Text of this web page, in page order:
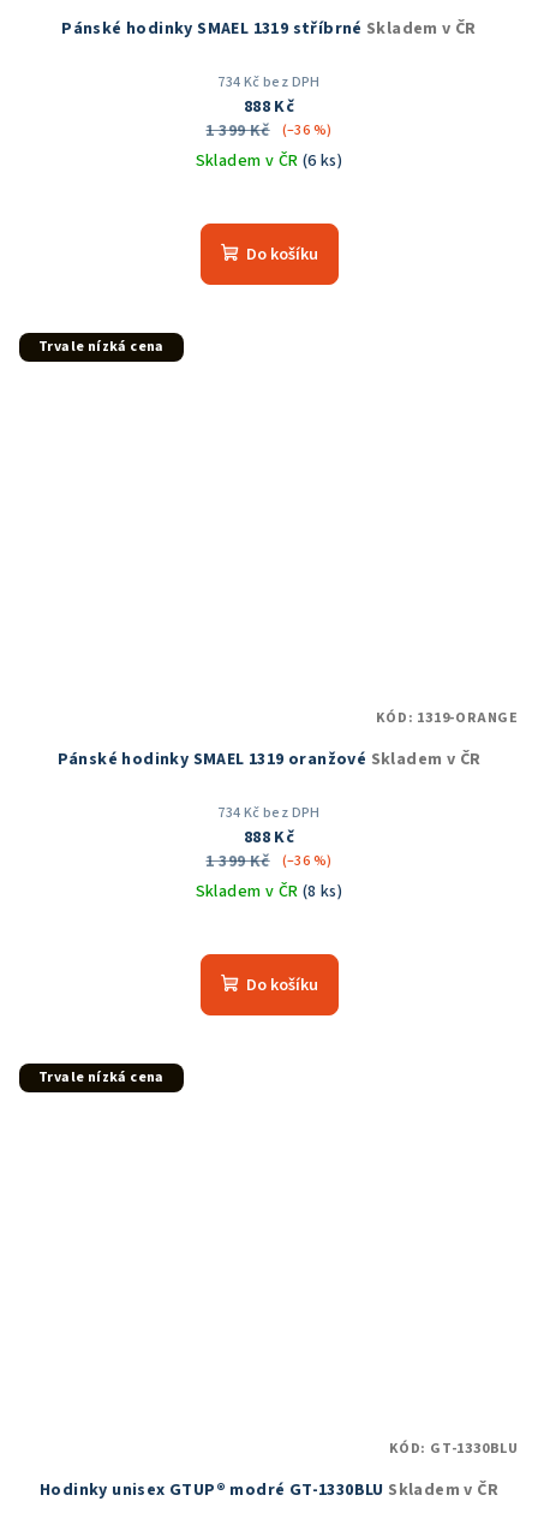
Pánské hodinky SMAEL 1319 stříbrné Skladem v ČR
734 Kč bez DPH
888 Kč
1 399 Kč
(–36 %)
Skladem v ČR (6 ks)
hodnocení
produktu
Do košíku
Trvale nízká cena
Pánské hodinky SMAEL 1319 oranžové Skladem v ČR
734 Kč bez DPH
888 Kč
1 399 Kč
(–36 %)
Skladem v ČR (8 ks)
hodnocení
produktu
Do košíku
KÓD: 1319-ORANGE
Trvale nízká cena
Hodinky unisex GTUP® modré GT-1330BLU Skladem v ČR
KÓD: GT-1330BLU